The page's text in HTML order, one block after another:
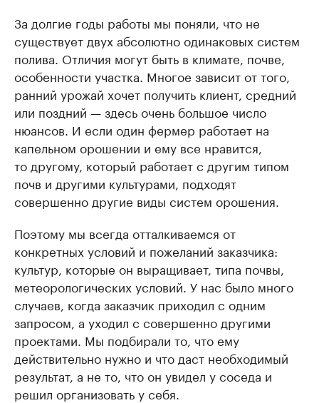
За долгие годы работы мы поняли, что не
существует двух абсолютно одинаковых систем
полива. Отличия могут быть в климате, почве,
особенности участка. Многое зависит от того,
ранний урожай хочет получить клиент, средний
или поздний — здесь очень большое число
нюансов. И если один фермер работает на
капельном орошении и ему все нравится,
то другому, который работает с другим типом
почв и другими культурами, подходят
совершенно другие виды систем орошения.
Поэтому мы всегда отталкиваемся от
конкретных условий и пожеланий заказчика:
культур, которые он выращивает, типа почвы,
метеорологических условий. У нас было много
случаев, когда заказчик приходил с одним
запросом, а уходил с совершенно другими
проектами. Мы подбирали то, что ему
действительно нужно и что даст необходимый
результат, а не то, что он увидел у соседа и
решил организовать у себя.